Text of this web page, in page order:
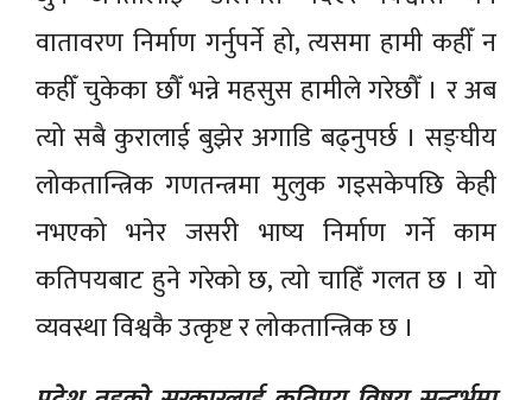
वातावरण निर्माण गर्नुपर्ने हो, त्यसमा हामी कहीँ न
कहीँ चुकेका छौँ भन्ने महसुस हामीले गरेछौँ । र अब
त्यो सबै कुरालाई बुझेर अगाडि बढ्नुपर्छ । सङ्घीय
लोकतान्त्रिक गणतन्त्रमा मुलुक गइसकेपछि केही
नभएको भनेर जसरी भाष्य निर्माण गर्ने काम
कतिपयबाट हुने गरेको छ, त्यो चाहिँ गलत छ । यो
व्यवस्था विश्वकै उत्कृष्ट र लोकतान्त्रिक छ ।